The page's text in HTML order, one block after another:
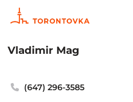
Vladimir Mag
(647) 296-3585